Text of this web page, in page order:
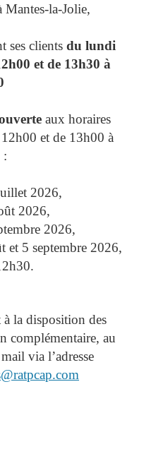
Mantes-la-Jolie,
ses clients du lundi
et de 13h30 à
aux horaires
et de 13h00 à
:
2026,
2026,
2026,
et 5 septembre 2026,
à la disposition des
complémentaire, au
via l’adresse